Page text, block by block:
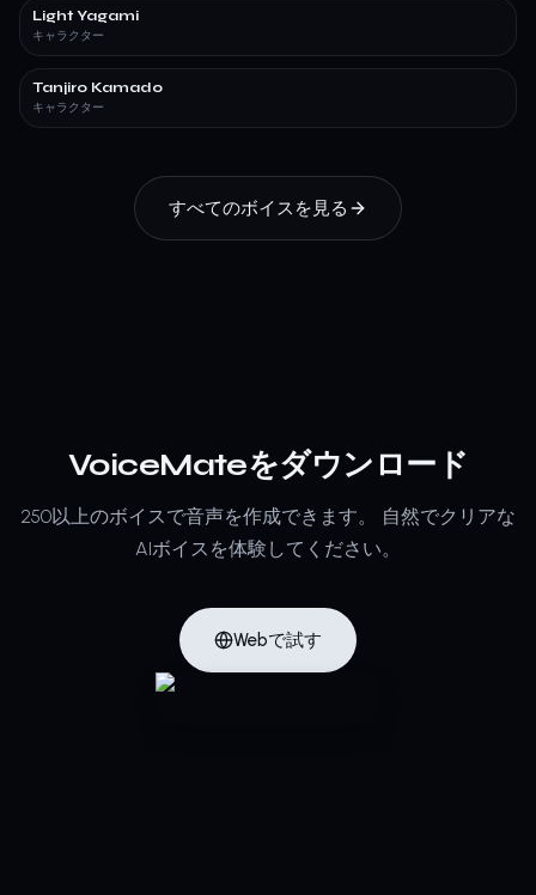
Light Yagami
キャラクター
Tanjiro Kamado
キャラクター
すべてのボイスを見る
VoiceMateをダウンロード
250以上のボイスで音声を作成できます。
自然でクリアな
AIボイスを体験してください。
Webで試す